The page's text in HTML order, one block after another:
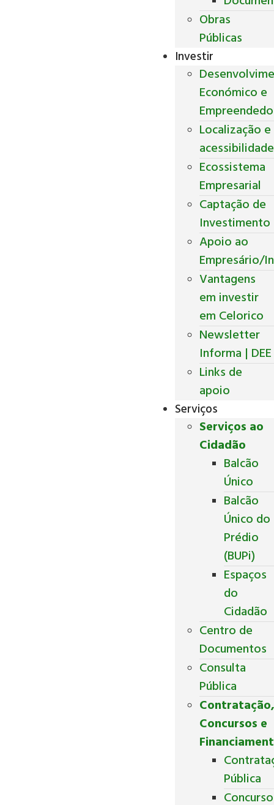
Obras
Públicas
Investir
Económico e
Localização e
Ecossistema
Empresarial
Captação de
Investimento
Apoio ao
Empresário/
Vantagens
em investir
em Celorico
Newsletter
Informa | DEE
Links de
apoio
Serviços
Serviços ao
Cidadão
Balcão
Único
Balcão
Único do
Prédio
(BUPi)
Espaços
do
Cidadão
Centro de
Documentos
Consulta
Pública
Concursos e
Pública